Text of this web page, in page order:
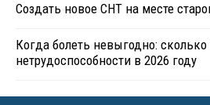
Создать новое СНТ на месте
Когда болеть невыгодно: сколько
нетрудоспособности в 2026 году